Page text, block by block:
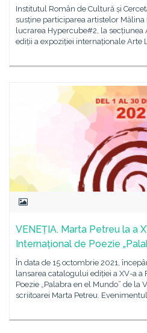
Institutul Român de Cultură și
susține participarea artistelor Mălina
lucrarea Hypercube#2, la secțiunea
ediții a expoziției internaționale Arte
VENEȚIA. Marta Petreu la a
Internațional de Poezie
În data de 15 octombrie 2021,
lansarea catalogului ediției a XV-a
Poezie „Palabra en el Mundo” de la
scriitoarei Marta Petreu.